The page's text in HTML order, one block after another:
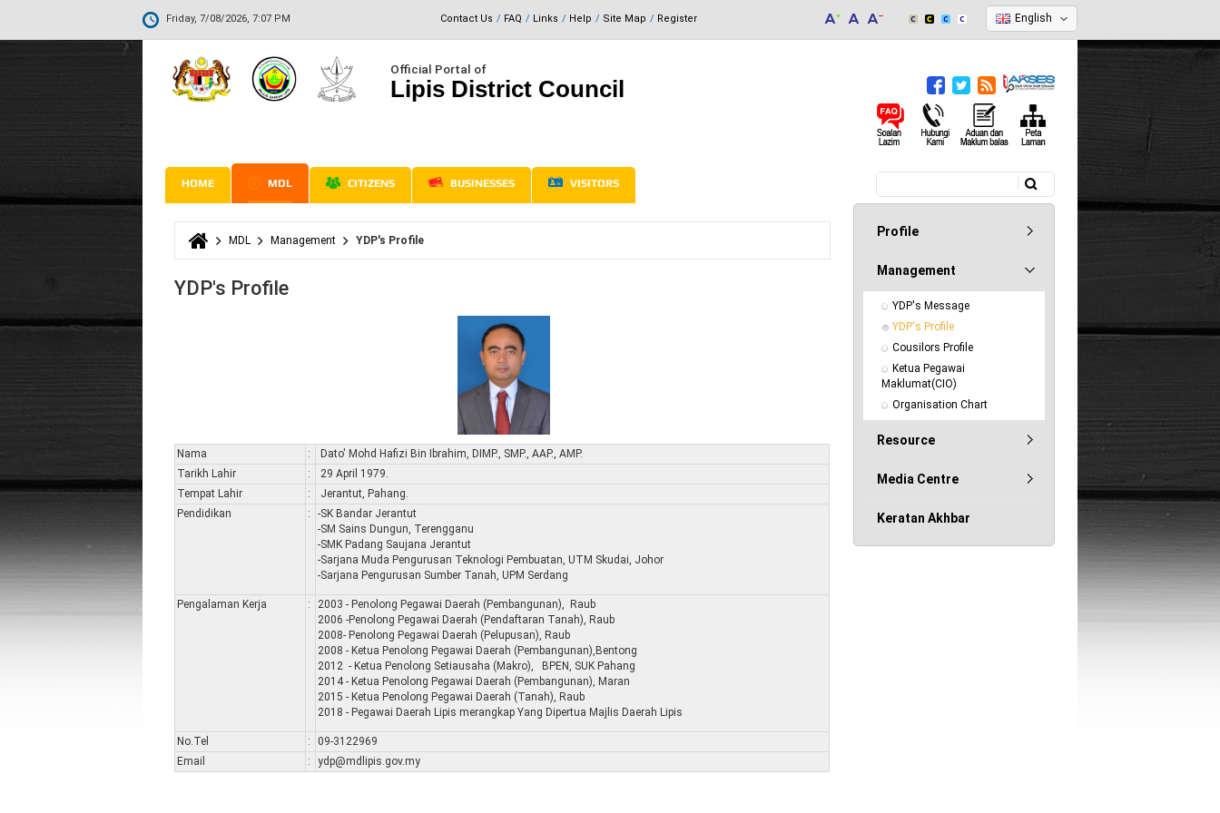
Friday, 7/08/2026, 7:07 PM Contact Us FAQ Links Help Site Map Register English
Official Portal of
Lipis District Council
HOME MDL CITIZENS BUSINESSES VISITORS
Search form
You are here
MDL Management YDP's Profile
YDP's Profile
Nama :
Dato' Mohd Hafizi Bin Ibrahim, DIMP., SMP., AAP., AMP.
Tarikh Lahir
:
29 April 1979.
Tempat Lahir
:
Jerantut, Pahang.
Pendidikan
:
-SK Bandar Jerantut
-SM Sains Dungun, Terengganu
-SMK Padang Saujana Jerantut
-Sarjana Muda Pengurusan Teknologi Pembuatan, UTM Skudai, Johor
-Sarjana Pengurusan Sumber Tanah, UPM Serdang
Pengalaman Kerja :
2003 - Penolong Pegawai Daerah (Pembangunan), Raub
2006 -Penolong Pegawai Daerah (Pendaftaran Tanah), Raub
2008- Penolong Pegawai Daerah (Pelupusan), Raub
2008 - Ketua Penolong Pegawai Daerah (Pembangunan),Bentong
2012 - Ketua Penolong Setiausaha (Makro), BPEN, SUK Pahang
2014 - Ketua Penolong Pegawai Daerah (Pembangunan), Maran
2015 - Ketua Penolong Pegawai Daerah (Tanah), Raub
2018 - Pegawai Daerah Lipis merangkap Yang Dipertua Majlis Daerah Lipis
No.Tel :
09-3122969
Email
: ydp@mdlipis.gov.my
Profile
Management
YDP's Message
YDP's Profile
Cousilors Profile
Ketua Pegawai
Maklumat(CIO)
Organisation Chart
Resource
Media Centre
Keratan Akhbar